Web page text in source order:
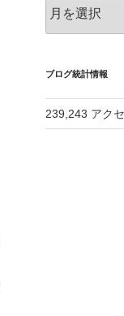
ー
ブ
ブログ統計情報
239,243 アク